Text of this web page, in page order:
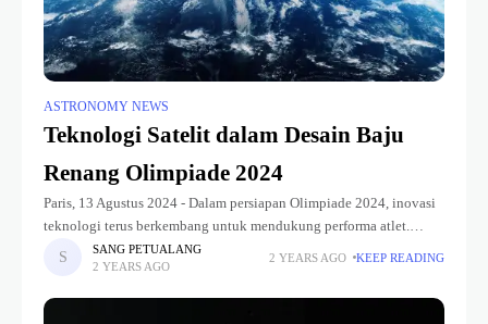
ASTRONOMY NEWS
Teknologi Satelit dalam Desain Baju
Renang Olimpiade 2024
Paris, 13 Agustus 2024 - Dalam persiapan Olimpiade 2024, inovasi
teknologi terus berkembang untuk mendukung performa atlet.
Salah satu inovasi terbaru yang menarik perhatian adalah
penggunaan teknologi satelit dalam desain baju renang.
SANG PETUALANG
2 YEARS AGO
2 YEARS AGO KEEP READING